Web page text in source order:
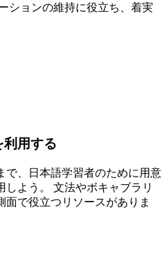
ションの維持に役立ち、着実
利用する
で、日本語学習者のために用意
しよう。 文法やボキャブラリ
で役立つリソースがありま